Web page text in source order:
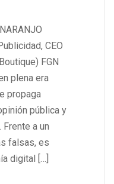
CEO
FGN
plena era
propaga
pública y
a un
falsas, es
digital […]